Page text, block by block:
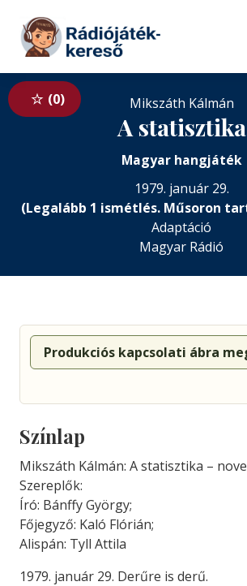
Tovább a tartalomhoz
0 Mikszáth Kálmán
A statisztika
Magyar hangjáték
1979. január 29.
(Legalább 1 ismétlés. Műsoron
Adaptáció
Magyar Rádió
Produkciós kapcsolati ábra
Színlap
Mikszáth Kálmán: A statisztika –
Szereplők:
Író: Bánffy György;
Főjegyző: Kaló Flórián;
Alispán: Tyll Attila
1979. január 29. Derűre is derű.